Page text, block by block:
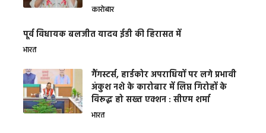
कारोबार
पूर्व विधायक बलजीत यादव ईडी की हिरासत में
भारत
गैंगस्टर्स, हार्डकोर अपराधियों पर लगे प्रभावी
अंकुश नशे के कारोबार में लिप्त गिरोहों के
विरूद्ध हो सख्त एक्शन : सीएम शर्मा
भारत